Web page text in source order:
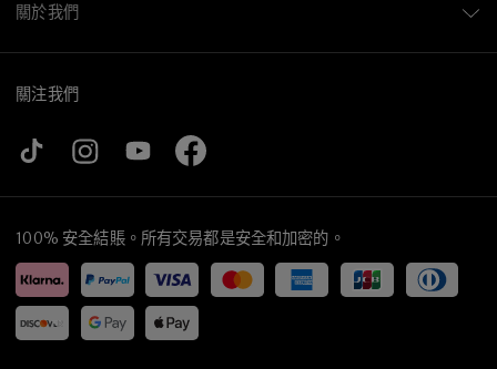
關於我們
關注我們
100% 安全結賬。所有交易都是安全和加密的。